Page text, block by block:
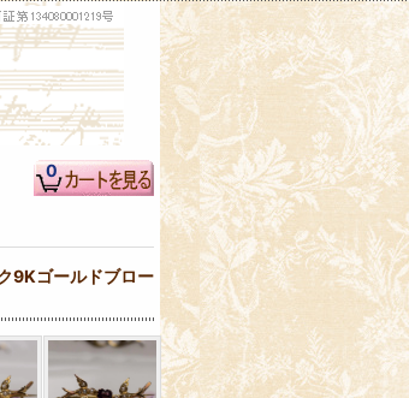
0
9Kゴールドブロー